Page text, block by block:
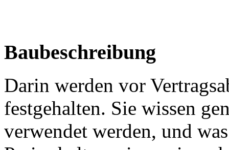
Baubeschreibung
Darin werden vor
festgehalten. Sie wissen
verwendet werden, und